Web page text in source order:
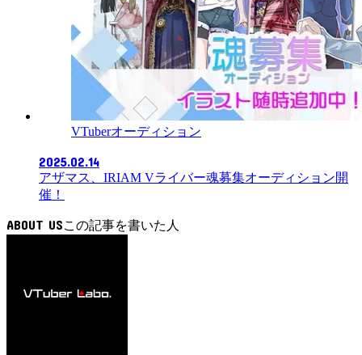
VTuberオーディション
2025.02.14
アザマス、IRIAM Vライバー魂募集オーディション開
催！
ABOUT US